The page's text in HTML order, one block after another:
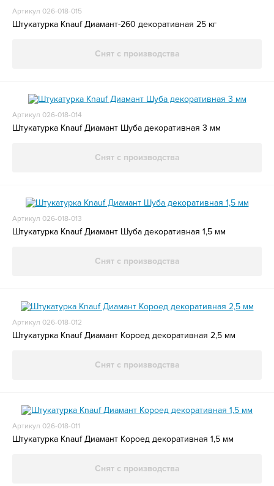
Артикул 026-018-015
Штукатурка Knauf Диамант-260 декоративная 25 кг
Снят с производства
Артикул 026-018-014
Штукатурка Knauf Диамант Шуба декоративная 3 мм
Снят с производства
Артикул 026-018-013
Штукатурка Knauf Диамант Шуба декоративная 1,5 мм
Снят с производства
Артикул 026-018-012
Штукатурка Knauf Диамант Короед декоративная 2,5 мм
Снят с производства
Артикул 026-018-011
Штукатурка Knauf Диамант Короед декоративная 1,5 мм
Снят с производства